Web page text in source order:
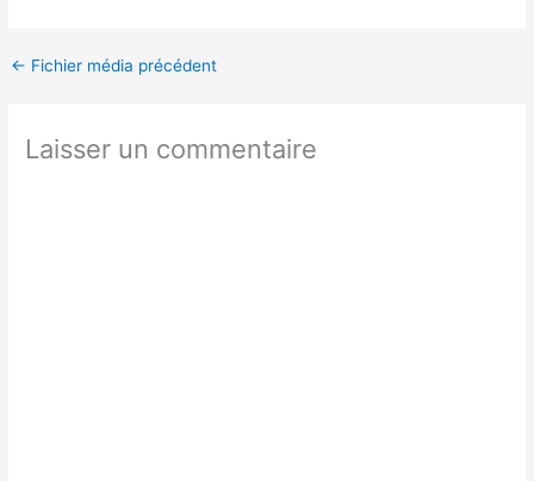
← Fichier média précédent
Laisser un commentaire